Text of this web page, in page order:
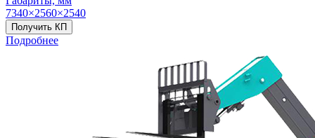
7340×2560×2540
Получить КП
Подробнее